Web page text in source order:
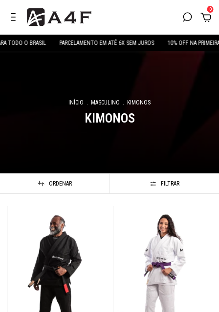
0
TODO O BRASIL PARCELAMENTO EM ATÉ 6X SEM JUROS 10% OFF NA
INÍCIO . MASCULINO . KIMONOS
KIMONOS
ORDENAR FILTRAR